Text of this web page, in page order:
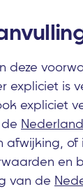
deze
expliciet is
expliciet
afwijking,
en
van de